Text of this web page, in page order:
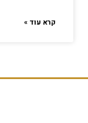
קרא עוד »